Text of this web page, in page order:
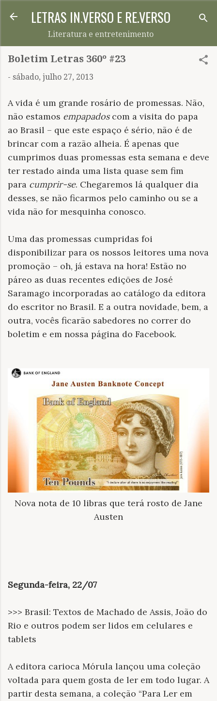
Pular para o conteúdo principal
LETRAS IN.VERSO E RE.VERSO
Literatura e entretenimento
Boletim Letras 360º #23
- sábado, julho 27, 2013
A vida é um grande rosário de promessas. Não,
não estamos empapadoscom a visita do papa
ao Brasil – que este espaço é sério, não é de
brincar com a razão alheia. É apenas que
cumprimos duas promessas esta semana e deve
ter restado ainda uma lista quase sem fim
para cumprir-se. Chegaremos lá qualquer dia
desses, se não ficarmos pelo caminho ou se a
vida não for mesquinha conosco.
Uma das promessas cumpridas foi
disponibilizar para os nossos leitores uma nova
promoção – oh, já estava na hora! Estão no
páreo as duas recentes edições de José
Saramago incorporadas ao catálogo da editora
do escritor no Brasil. E a outra novidade, bem, a
outra, vocês ficarão sabedores no correr do
boletim e em nossa página do Facebook.
Nova nota de 10 libras que terá rosto de Jane
Austen
Segunda-feira, 22/07
>>> Brasil: Textos de Machado de Assis, João do
Rio e outros podem ser lidos em celulares e
tablets
A editora carioca Mórula lançou uma coleção
voltada para quem gosta de ler em todo lugar. A
partir desta semana, a coleção “Para Ler em